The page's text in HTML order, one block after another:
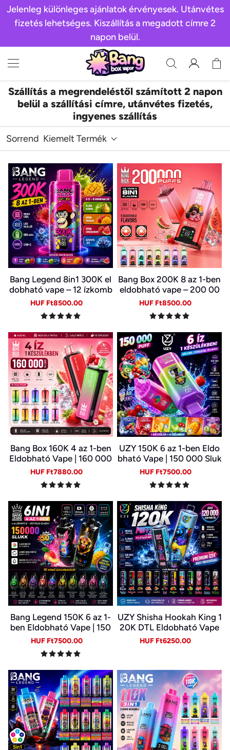
Jelenleg különleges ajánlatok érvényesek. Utánvétes
fizetés lehetséges. Kiszállítás a megadott címre 2
napon belül.
Szállítás a megrendeléstől számított 2 napon
belül a szállítási címre, utánvétes fizetés,
ingyenes szállítás
Sorrend Kiemelt Termék
Bang Legend 8in1 300K el
dobható vape – 12 ízkomb
ináció
Sale
HUF Ft8500.00
Bang Box 200K 8 az 1-ben
eldobható vape – 200 00
0 slukk, 10 íz
Sale
HUF Ft8500.00
Bang Box 160K 4 az 1-ben
Eldobható Vape | 160 000
Slukk | 4 Íz Egy Készülékb
en | Type-C | 0–5% Nikotin
Sale
HUF Ft7880.00
UZY 150K 6 az 1-ben Eldo
bható Vape | 150 000 Sluk
k | 10 Ízkombináció | LED K
ijelző | Type-C Újratölthet
ő E-cigi
Sale
HUF Ft7500.00
Bang Legend 150K 6 az 1-
ben Eldobható Vape | 150
000 Slukk | USB-C Újratöl
thető E-cigi | 6 Íz Egy Kész
ülékben
Sale
HUF Ft7500.00
UZY Shisha Hookah King 1
20K DTL Eldobható Vape
– 120 000 Slukk, 64 ml, U
Sale
HUF Ft6250.00